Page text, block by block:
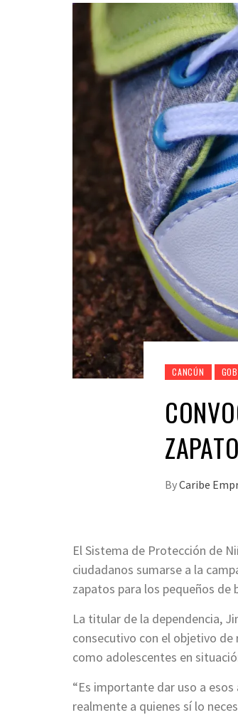
CANCÚN
ByCaribe
El Sistema de Protección de
ciudadanos sumarse a la
zapatos para los pequeños de
La titular de la dependencia,
consecutivo con el objetivo de
como adolescentes en
“Es importante dar uso a
realmente a quienes sí lo